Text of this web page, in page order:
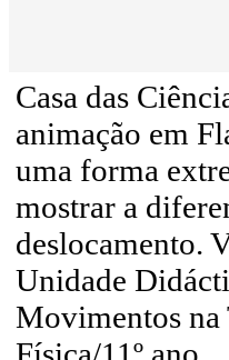
Casa das
animação em
uma forma
mostrar a
deslocamento.
Unidade
Movimentos na